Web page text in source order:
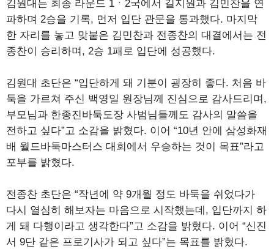
김원대는 최종 라운드 1ㆍ2국에서 길지원과 김민찬을 연
파하며 2승을 기록, 먼저 입단 관문을 통과했다. 마지막
한 자리를 놓고 맞붙은 김민찬과 전종찬의 대결에서는 전
종찬이 승리하며, 2승 1패로 입단에 성공했다.
김원대 초단은 “입단하게 돼 기분이 굉장히 좋다. 처음 바
둑을 가르쳐 주신 백영일 원장님께 진심으로 감사드리며,
부모님과 한종진바둑도장 사범님들께도 감사의 말씀을
전하고 싶다”고 소감을 밝혔다. 이어 “10년 안에 삼성화재
배 월드바둑마스터스 대회에서 우승하는 것이 목표”라고
포부를 밝혔다.
전종찬 초단은 “작년에 약 9개월 정도 바둑을 쉬었다가
다시 열심히 해보자는 마음으로 시작했는데, 입단까지 하
게 돼 다행이라고 생각한다”고 소감을 밝혔다. 이어 “신진
서 9단 같은 프로기사가 되고 싶다”는 목표를 밝혔다.